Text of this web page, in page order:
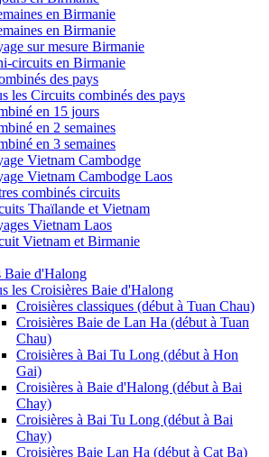
en Birmanie
en Birmanie
sur mesure Birmanie
circuits en Birmanie
des pays
les Circuits combinés des pays
en 15 jours
en 2 semaines
en 3 semaines
Vietnam Cambodge
Vietnam Cambodge Laos
combinés circuits
Thaïlande et Vietnam
Vietnam Laos
Vietnam et Birmanie
Baie d'Halong
les Croisières Baie d'Halong
Croisières classiques (début à Tuan Chau)
Croisières Baie de Lan Ha (début à Tuan
Chau)
Croisières à Bai Tu Long (début à Hon
Gai)
Croisières à Baie d'Halong (début à Bai
Chay)
Croisières à Bai Tu Long (début à Bai
Chay)
Croisières Baie Lan Ha (début à Cat Ba)